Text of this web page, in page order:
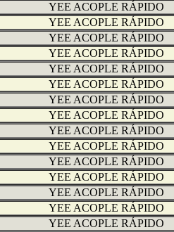
YEE ACOPLE RÁPIDO
YEE ACOPLE RÁPIDO
YEE ACOPLE RÁPIDO
YEE ACOPLE RÁPIDO
YEE ACOPLE RÁPIDO
YEE ACOPLE RÁPIDO
YEE ACOPLE RÁPIDO
YEE ACOPLE RÁPIDO
YEE ACOPLE RÁPIDO
YEE ACOPLE RÁPIDO
YEE ACOPLE RÁPIDO
YEE ACOPLE RÁPIDO
YEE ACOPLE RÁPIDO
YEE ACOPLE RÁPIDO
YEE ACOPLE RÁPIDO